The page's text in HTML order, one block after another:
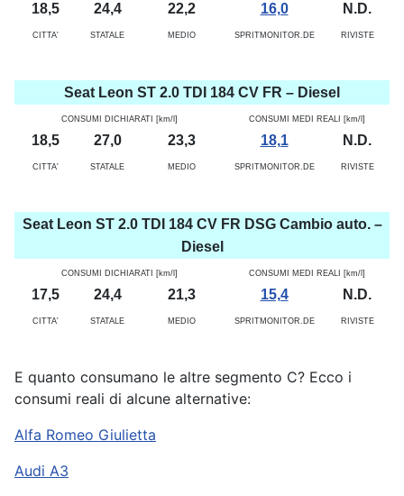
18,5 24,4 22,2 16,0 N.D.
CITTA' STATALE MEDIO SPRITMONITOR.DE RIVISTE
Seat Leon ST 2.0 TDI 184 CV FR – Diesel
CONSUMI DICHIARATI [km/l] CONSUMI MEDI REALI [km/l]
18,5 27,0 23,3 18,1 N.D.
CITTA' STATALE MEDIO SPRITMONITOR.DE RIVISTE
Seat Leon ST 2.0 TDI 184 CV FR DSG Cambio auto. –
Diesel
CONSUMI DICHIARATI [km/l] CONSUMI MEDI REALI [km/l]
17,5 24,4 21,3 15,4 N.D.
CITTA' STATALE MEDIO SPRITMONITOR.DE RIVISTE
E quanto consumano le altre segmento C? Ecco i
consumi reali di alcune alternative:
Alfa Romeo Giulietta
Audi A3